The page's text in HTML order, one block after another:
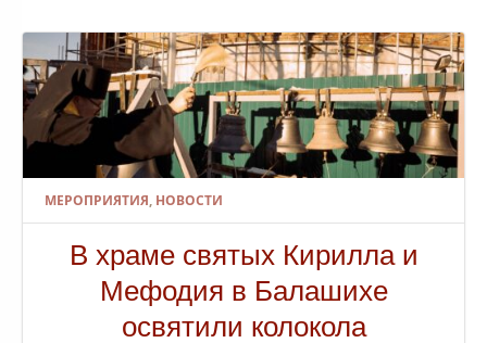
МЕРОПРИЯТИЯ, НОВОСТИ
В храме святых Кирилла и
Мефодия в Балашихе
освятили колокола